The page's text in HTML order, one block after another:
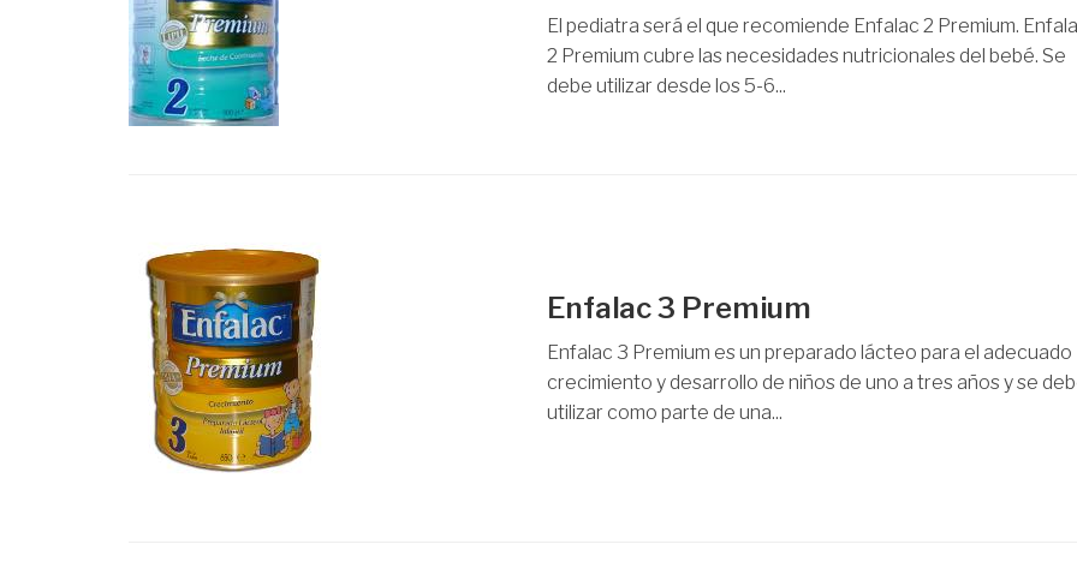
El pediatra será el que recomiende Enfalac 2 Premium.
2 Premium cubre las necesidades nutricionales del bebé. Se
debe utilizar desde los 5-6...
Enfalac 3 Premium
Enfalac 3 Premium es un preparado lácteo para el adecuado
crecimiento y desarrollo de niños de uno a tres años y se
utilizar como parte de una...